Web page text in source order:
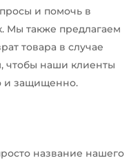
и помочь в
Мы также предлагаем
товара в случае
чтобы наши клиенты
и защищенно.
название нашего